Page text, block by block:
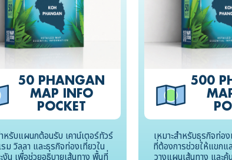
50 PHANGAN
MAP INFO
POCKET
ำหรับแผนกต้อนรับ เคาน์เตอร์ทัวร์
ม วิลลา และธุรกิจท่องเที่ยวใน
500
เหมาะสำหรับธุรกิจท่อง
ที่ต้องการช่วยให้แขกแ